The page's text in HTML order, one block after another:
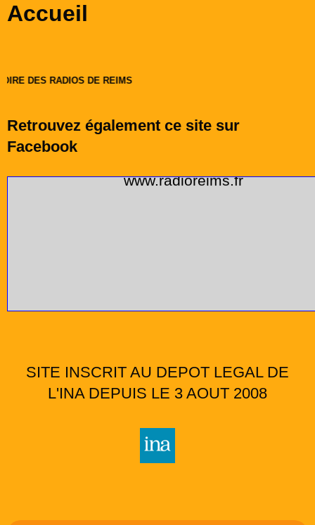
Accueil
DES RADIOS DE REIMS
Retrouvez également ce site sur
Facebook
Ce site est aussi accessible sous
www.radioreims.fr
SITE INSCRIT AU DEPOT LEGAL DE
L'INA DEPUIS LE 3 AOUT 2008